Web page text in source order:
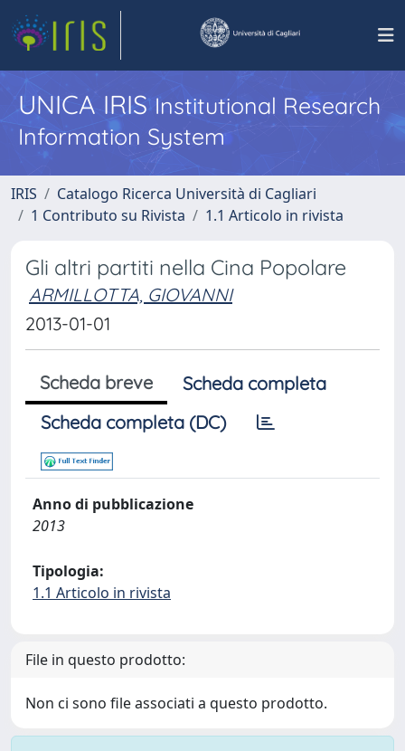
UNICA IRISInstitutional Research
Information System
IRIS
Catalogo Ricerca Università di Cagliari
1 Contributo su Rivista
1.1 Articolo in rivista
Gli altri partiti nella Cina Popolare
ARMILLOTTA, GIOVANNI
2013-01-01
Scheda breve
Scheda completa
Scheda completa (DC)
Anno di pubblicazione
2013
Tipologia:
1.1 Articolo in rivista
File in questo prodotto:
Non ci sono file associati a questo prodotto.